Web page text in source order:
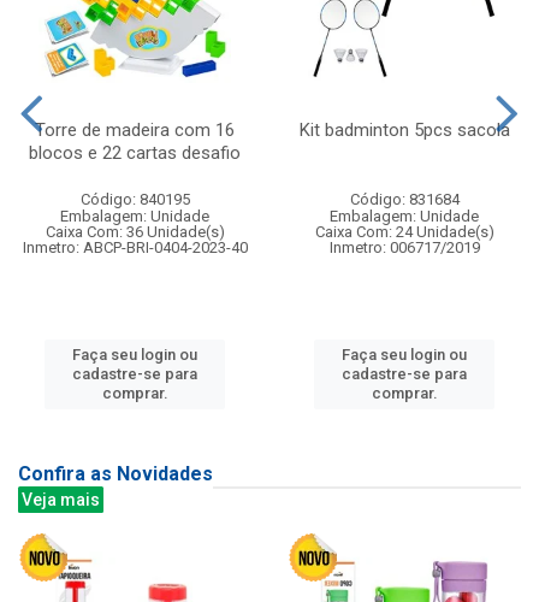
Torre de madeira com 16
blocos e 22 cartas desafio
Código: 840195
Embalagem: Unidade
Caixa Com: 36 Unidade(s)
Inmetro: ABCP-BRI-0404-2023-40
Faça seu login ou
cadastre-se para
comprar.
Kit badminton 5pcs sacola
Código: 831684
Embalagem: Unidade
Caixa Com: 24 Unidade(s)
Inmetro: 006717/2019
Faça seu login ou
cadastre-se para
comprar.
Confira as Novidades
Veja mais